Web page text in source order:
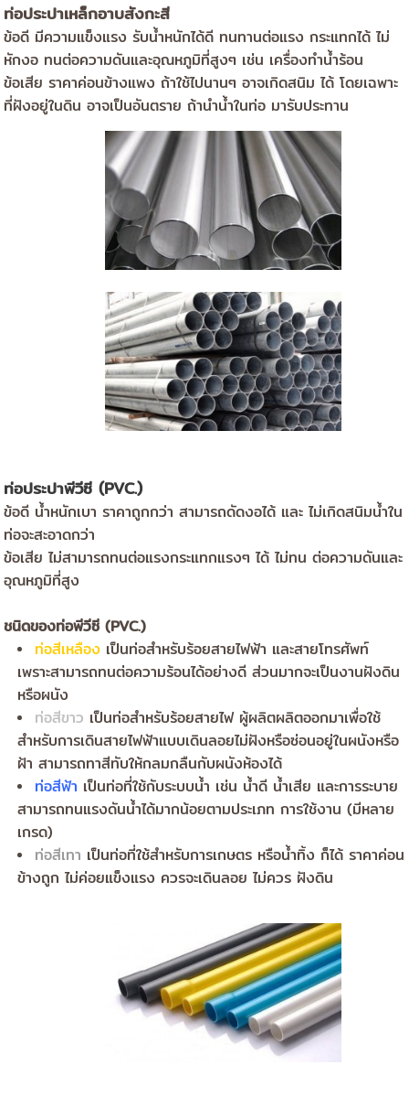
ท่อประปาเหล็กอาบสังกะสี
ข้อดี มีความแข็งแรง รับน้ำหนักได้ดี ทนทานต่อแรง กระแทกได้ ไม่
หักงอ ทนต่อความดันและอุณหภูมิที่สูงๆ เช่น เครื่องทำน้ำร้อน
ข้อเสีย ราคาค่อนข้างแพง ถ้าใช้ไปนานๆ อาจเกิดสนิม ได้ โดยเฉพาะ
ที่ฝังอยู่ในดิน อาจเป็นอันตราย ถ้านำน้ำในท่อ มารับประทาน
ท่อประปาพีวีซี (PVC.)
ข้อดี น้ำหนักเบา ราคาถูกกว่า สามารถดัดงอได้ และ ไม่เกิดสนิมน้ำใน
ท่อจะสะอาดกว่า
ข้อเสีย ไม่สามารถทนต่อแรงกระแทกแรงๆ ได้ ไม่ทน ต่อความดันและ
อุณหภูมิที่สูง
ชนิดของท่อพีวีซี (PVC.)
ท่อสีเหลือง เป็นท่อสำหรับร้อยสายไฟฟ้า และสายโทรศัพท์
เพราะสามารถทนต่อความร้อนได้อย่างดี ส่วนมากจะเป็นงานฝังดิน
หรือผนัง
ท่อสีขาว เป็นท่อสำหรับร้อยสายไฟ ผู้ผลิตผลิตออกมาเพื่อใช้
สำหรับการเดินสายไฟฟ้าแบบเดินลอยไม่ฝังหรือซ่อนอยู่ในผนังหรือ
ฝ้า สามารถทาสีทับให้กลมกลืนกับผนังห้องได้
ท่อสีฟ้า เป็นท่อที่ใช้กับระบบน้ำ เช่น น้ำดี น้ำเสีย และการระบาย
สามารถทนแรงดันน้ำได้มากน้อยตามประเภท การใช้งาน (มีหลาย
เกรด)
ท่อสีเทา เป็นท่อที่ใช้สำหรับการเกษตร หรือน้ำทิ้ง ก็ได้ ราคาค่อน
ข้างถูก ไม่ค่อยแข็งแรง ควรจะเดินลอย ไม่ควร ฝังดิน